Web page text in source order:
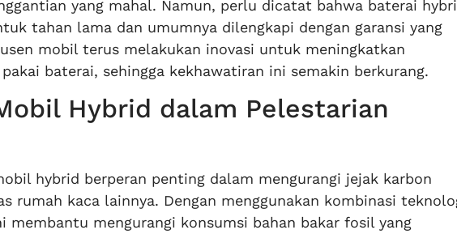
yang mahal. Namun, perlu dicatat bahwa baterai
tahan lama dan umumnya dilengkapi dengan garansi yang
mobil terus melakukan inovasi untuk meningkatkan
baterai, sehingga kekhawatiran ini semakin berkurang.
Hybrid dalam Pelestarian
hybrid berperan penting dalam mengurangi jejak karbon
rumah kaca lainnya. Dengan menggunakan kombinasi
membantu mengurangi konsumsi bahan bakar fosil yang